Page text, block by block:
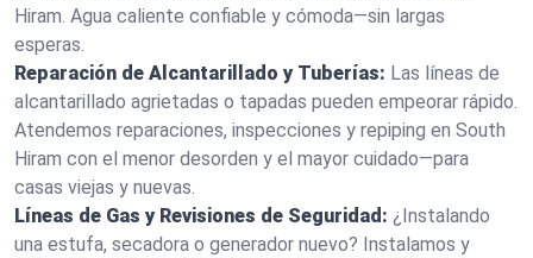
Hiram. Agua caliente confiable y cómoda—sin largas
esperas.
Reparación de Alcantarillado y Tuberías: Las líneas de
alcantarillado agrietadas o tapadas pueden empeorar rápido.
Atendemos reparaciones, inspecciones y repiping en South
Hiram con el menor desorden y el mayor cuidado—para
casas viejas y nuevas.
Líneas de Gas y Revisiones de Seguridad: ¿Instalando
una estufa, secadora o generador nuevo? Instalamos y